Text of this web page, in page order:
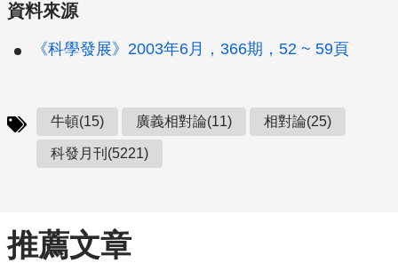
資料來源
《科學發展》2003年6月，366期，52 ~ 59頁
牛頓(15) 廣義相對論(11) 相對論(25)
科發月刊(5221)
推薦文章